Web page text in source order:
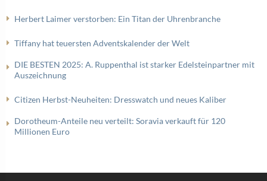
Herbert Laimer verstorben: Ein Titan der Uhrenbranche
Tiffany hat teuersten Adventskalender der Welt
DIE BESTEN 2025: A. Ruppenthal ist starker Edelsteinpartner mit
Auszeichnung
Citizen Herbst-Neuheiten: Dresswatch und neues Kaliber
Dorotheum-Anteile neu verteilt: Soravia verkauft für 120
Millionen Euro